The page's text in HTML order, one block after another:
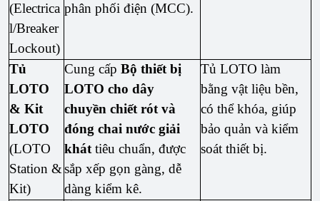
(Electrica
l/Breaker
Lockout)
phân phối điện (MCC).
Tủ
LOTO
& Kit
LOTO
(LOTO
Station &
Kit)
Cung cấpBộ thiết bị
LOTO cho dây
chuyền chiết rót và
đóng chai nước giải
khát tiêu chuẩn, được
sắp xếp gọn gàng, dễ
dàng kiểm kê.
Tủ LOTO làm
bằng vật liệu bền,
có thể khóa, giúp
bảo quản và kiểm
soát thiết bị.